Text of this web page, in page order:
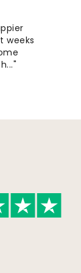
weeks